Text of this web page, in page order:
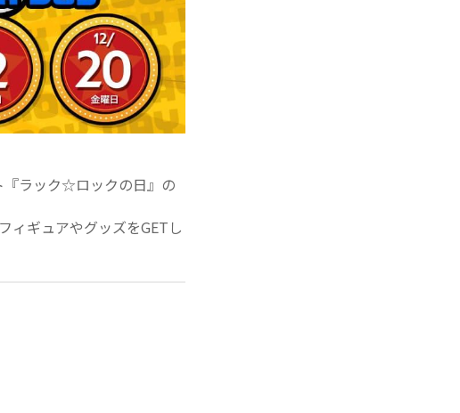
『ラック☆ロックの日』の
ィギュアやグッズをGETし